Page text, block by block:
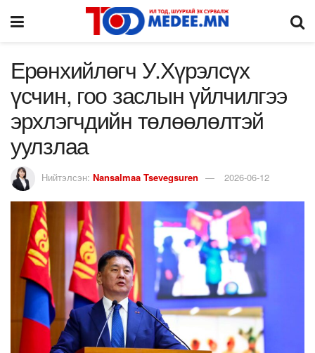
Ерөнхийлөгч У.Хүрэлсүх
үсчин, гоо заслын үйлчилгээ
эрхлэгчдийн төлөөлөлтэй
уулзлаа
Нийтэлсэн: Nansalmaa Tsevegsuren 2026-06-12